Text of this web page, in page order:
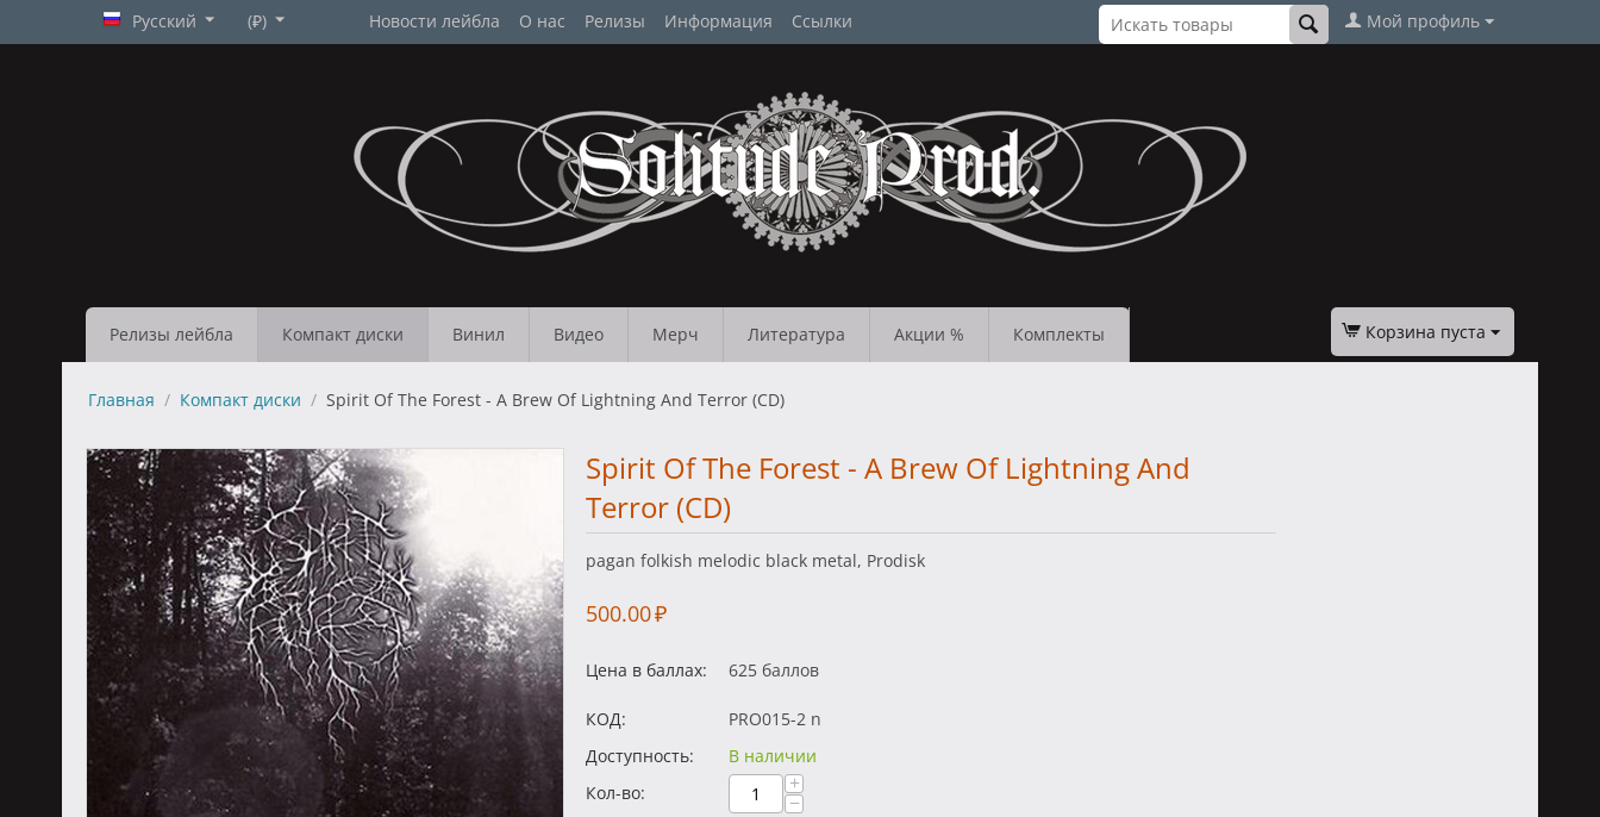
Русский (₽) Новости лейбла О нас Релизы Информация Ссылки Мой профиль
Релизы лейбла Компакт диски Винил Видео Мерч Литература Акции % Комплекты Корзина пуста
Главная / Компакт диски / Spirit Of The Forest - A Brew Of Lightning And Terror (CD)
Spirit Of The Forest - A Brew Of Lightning And
Terror (CD)
pagan folkish melodic black metal, Prodisk
500.00₽
Цена в баллах: 625 баллов
КОД:
PRO015-2 n
Доступность:
В наличии
Кол-во:
+
−